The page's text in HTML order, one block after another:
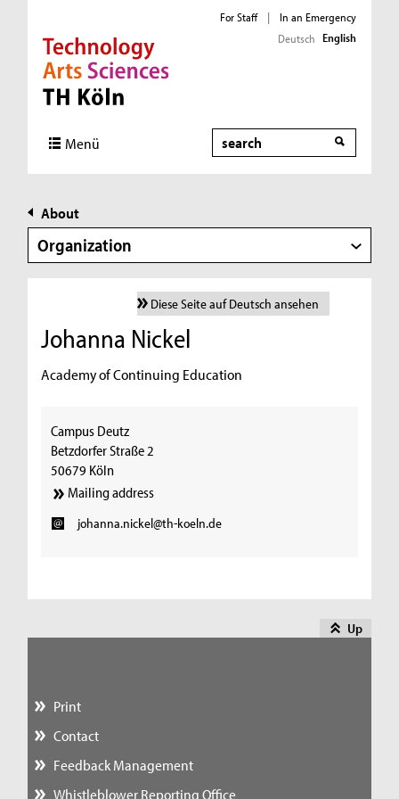
Direkt zur Hauptnavigation
Direkt zur Subnavigation
Direkt zum Inhalt
Direkt zum Fußbereich
For Staff |
In an Emergency
Deutsch English
Menü Search
About
Organization
Diese Seite auf Deutsch ansehen
Johanna Nickel
Academy of Continuing Education
Campus Deutz
Betzdorfer Straße 2
50679 Köln
Mailing address
johanna.nickel@th-koeln.de
Up
Print
Contact
Feedback Management
Whistleblower Reporting Office